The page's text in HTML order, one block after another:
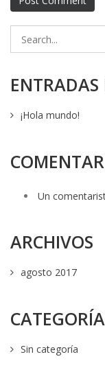
ENTRADAS
¡Hola mundo!
Un
ARCHIVOS
agosto 2017
Sin categoría